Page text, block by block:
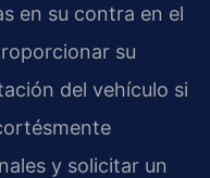
en su contra en el
su
del vehículo si
y solicitar un